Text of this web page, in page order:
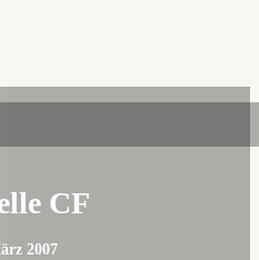
CF
2007